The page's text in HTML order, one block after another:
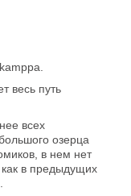
весь путь
всех
озерца
в нем нет
как в предыдущих